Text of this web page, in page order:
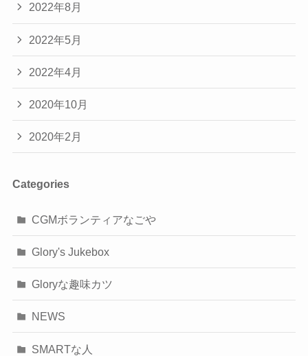
2022年8月
2022年5月
2022年4月
2020年10月
2020年2月
Categories
CGMボランティアなごや
Glory's Jukebox
Gloryな趣味カツ
NEWS
SMARTな人